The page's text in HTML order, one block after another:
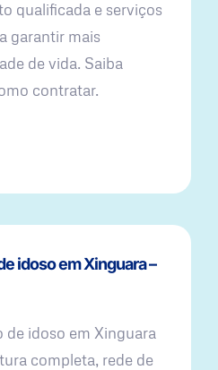
qualificada e serviços
garantir mais
de vida. Saiba
contratar.
idoso em Xinguara –
idoso em Xinguara
completa, rede de